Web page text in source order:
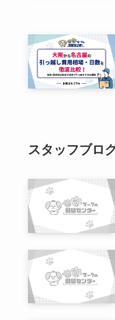
スタッフブロ